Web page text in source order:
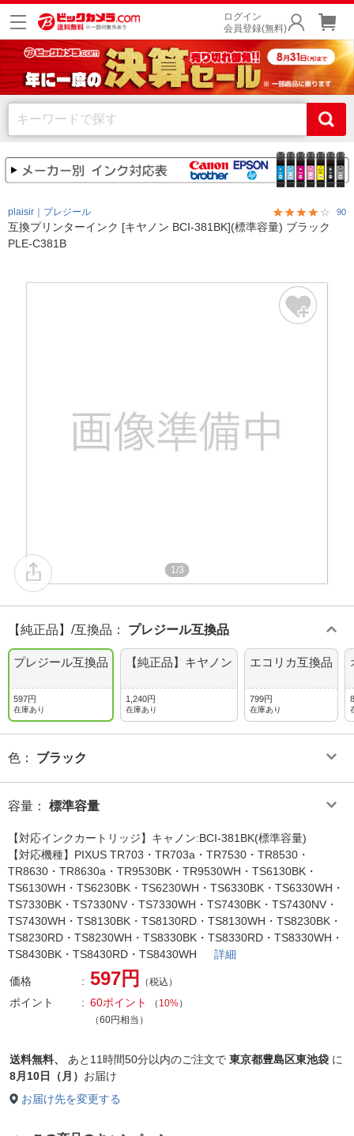
ログイン
会員登録(無料)
plaisir｜プレジール 90
互換プリンターインク [キヤノン BCI-381BK](標準容量) ブラック
PLE-C381B
1/3
【純正品】/互換品 ： プレジール互換品
プレジール互換品
597円
在庫あり
【純正品】キヤノン
1,240円
在庫あり
エコリカ互換品
799円
在庫あり
色 ： ブラック
容量 ： 標準容量
【対応インクカートリッジ】キャノン:BCI-381BK(標準容量)
【対応機種】PIXUS TR703・TR703a・TR7530・TR8530・
TR8630・TR8630a・TR9530BK・TR9530WH・TS6130BK・
TS6130WH・TS6230BK・TS6230WH・TS6330BK・TS6330WH・
TS7330BK・TS7330NV・TS7330WH・TS7430BK・TS7430NV・
TS7430WH・TS8130BK・TS8130RD・TS8130WH・TS8230BK・
TS8230RD・TS8230WH・TS8330BK・TS8330RD・TS8330WH・
TS8430BK・TS8430RD・TS8430WH 詳細
価格 597円 （税込）
ポイント 60ポイント （ 10%）
（60円相当）
送料無料、 あと 11時間50分以内のご注文で 東京都豊島区東池袋 に
8月10日（月） お届け
お届け先を変更する